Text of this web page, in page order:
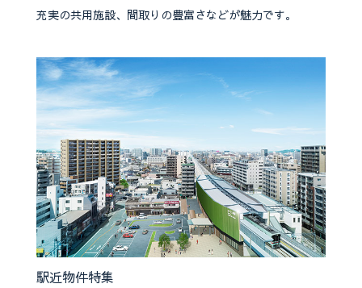
充実の共用施設、間取りの豊富さなどが魅力です。
駅近物件特集